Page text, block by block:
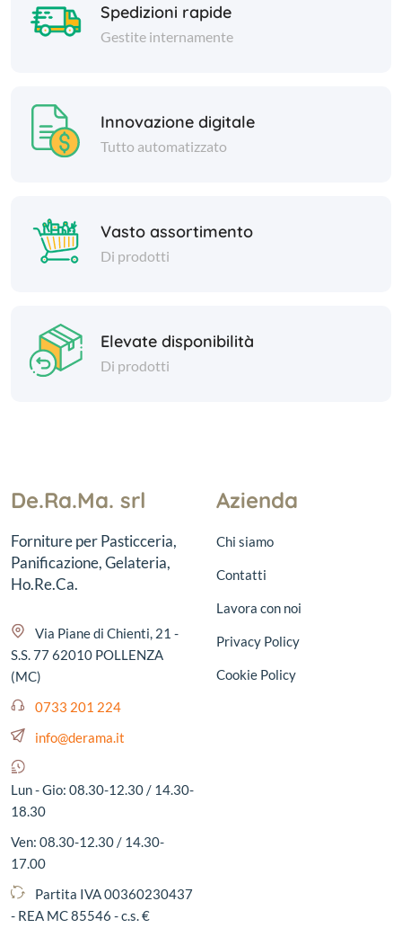
Spedizioni rapide
Gestite internamente
Innovazione digitale
Tutto automatizzato
Vasto assortimento
Di prodotti
Elevate disponibilità
Di prodotti
De.Ra.Ma. srl
Forniture per Pasticceria,
Panificazione, Gelateria,
Ho.Re.Ca.
Via Piane di Chienti, 21 -
S.S. 77 62010 POLLENZA
(MC)
0733 201 224
info@derama.it
Lun - Gio: 08.30-12.30 / 14.30-
18.30
Ven: 08.30-12.30 / 14.30-
17.00
Partita IVA 00360230437
- REA MC 85546 - c.s. €
Azienda
Chi siamo
Contatti
Lavora con noi
Privacy Policy
Cookie Policy